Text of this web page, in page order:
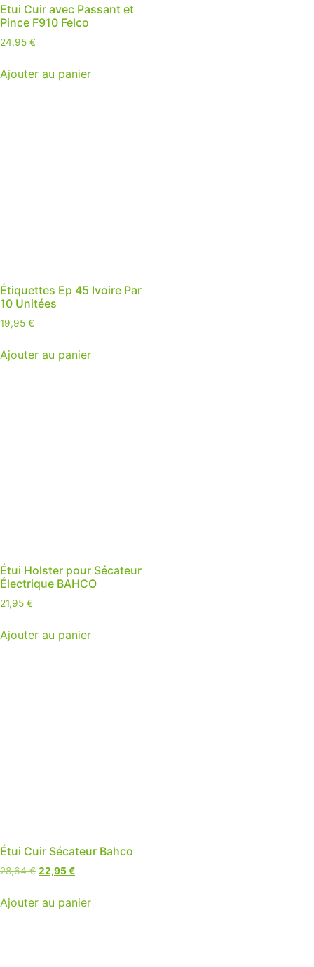
Etui Cuir avec Passant et
Pince F910 Felco
24,95 €
Ajouter au panier
Étiquettes Ep 45 Ivoire Par
10 Unitées
19,95 €
Ajouter au panier
Étui Holster pour Sécateur
Électrique BAHCO
21,95 €
Ajouter au panier
Étui Cuir Sécateur Bahco
28,64€ 22,95€
Ajouter au panier